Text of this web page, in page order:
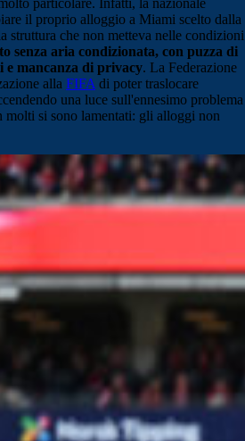
particolare. Infatti, la nazionale
il proprio alloggio a Miami scelto dalla
struttura che non metteva nelle condizioni
senza aria condizionata, con puzza di
e mancanza di privacy. La Federazione
alla FIFAdi poter traslocare
una luce sull'ennesimo problema
si sono lamentati: gli alloggi non